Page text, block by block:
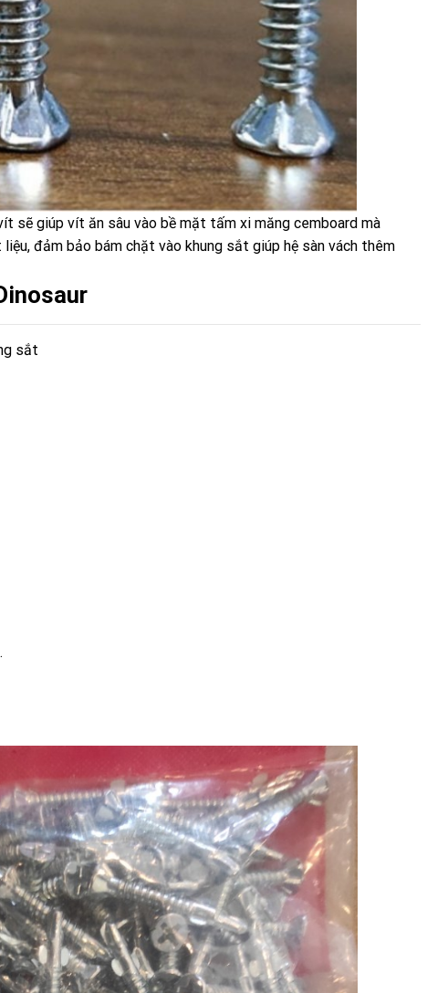
sẽ giúp vít ăn sâu vào bề mặt tấm xi măng cemboard mà
đảm bảo bám chặt vào khung sắt giúp hệ sàn vách thêm
sắt